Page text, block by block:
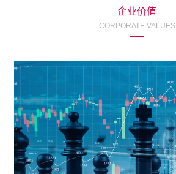
企业价值
CORPORATE VALUES